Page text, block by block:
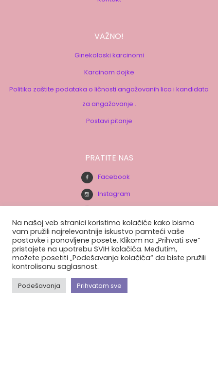
VAŽNO!
Ginekoloski karcinomi
Karcinom dojke
Politika zaštite podataka o ličnosti angažovanih lica i kandidata
za angažovanje .
Postavi pitanje
PRATITE NAS
Facebook
Instagram
BUDITE U TOKU.
Prijavite se na našu e-mail listu.
Na našoj veb stranici koristimo kolačiće kako bismo
vam pružili najrelevantnije iskustvo pamteći vaše
postavke i ponovljene posete. Klikom na „Prihvati sve“
pristajete na upotrebu SVIH kolačića. Međutim,
možete posetiti „Podešavanja kolačića“ da biste pružili
kontrolisanu saglasnost.
Podešavanja Prihvatam sve